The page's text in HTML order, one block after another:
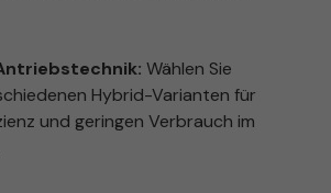
Wählen Sie
Hybrid-Varianten für
und geringen Verbrauch im